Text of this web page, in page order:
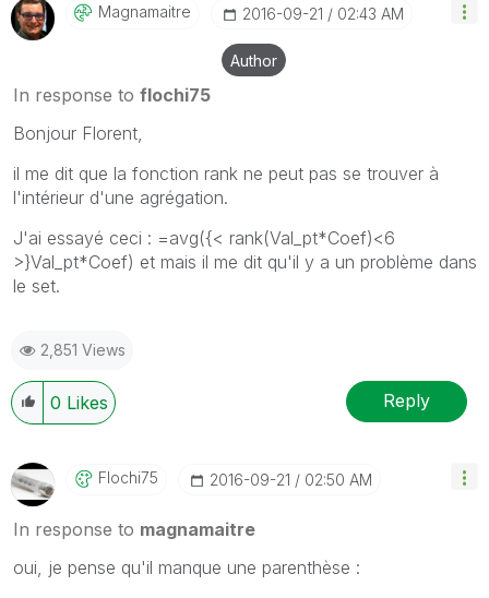
Magnamaitre ‎2016-09-21 02:43 AM
Author
In response to flochi75
Bonjour Florent,
il me dit que la fonction rank ne peut pas se trouver à
l'intérieur d'une agrégation.
J'ai essayé ceci : =avg({< rank(Val_pt*Coef)<6
>}Val_pt*Coef) et mais il me dit qu'il y a un problème dans
le set.
2,851 Views
0 Likes Reply
Flochi75 ‎2016-09-21 02:50 AM
In response to magnamaitre
oui, je pense qu'il manque une parenthèse :